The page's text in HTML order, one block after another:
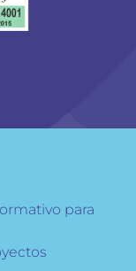
para